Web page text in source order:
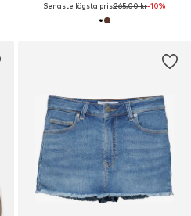
Senaste lägsta pris:265,00 kr-10%